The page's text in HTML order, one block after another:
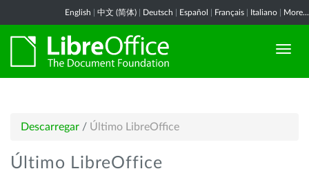
English 中文 (简体) Deutsch Español Français Italiano More...
Descarregar / Último LibreOffice
Último LibreOffice